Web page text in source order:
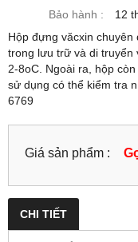
Bảo hành :
12
Hộp đựng văcxin
trong lưu trữ và di truyển
2-8oC. Ngoài ra, hộp
sử dụng có thể kiểm tra
6769
Giá sản phẩm :
CHI TIẾT